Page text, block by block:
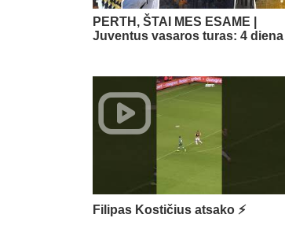
PERTH, ŠTAI MES ESAME |
Juventus vasaros turas: 4 diena
Filipas Kostičius atsako ⚡